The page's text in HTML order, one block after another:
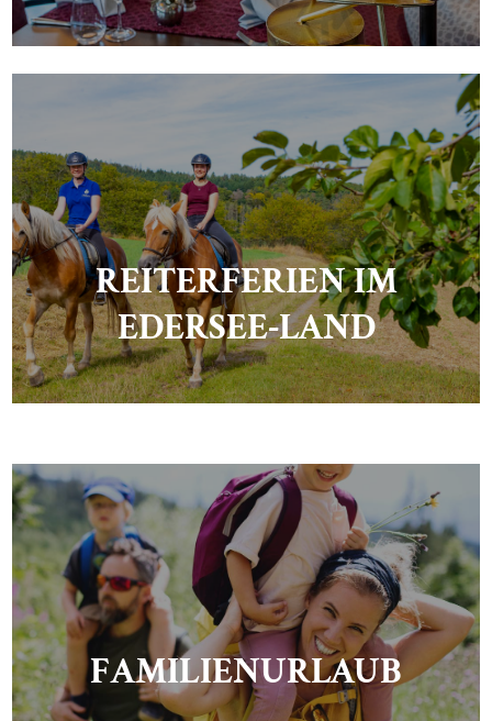
REITERFERIEN IM
EDERSEE-LAND
FAMILIENURLAUB